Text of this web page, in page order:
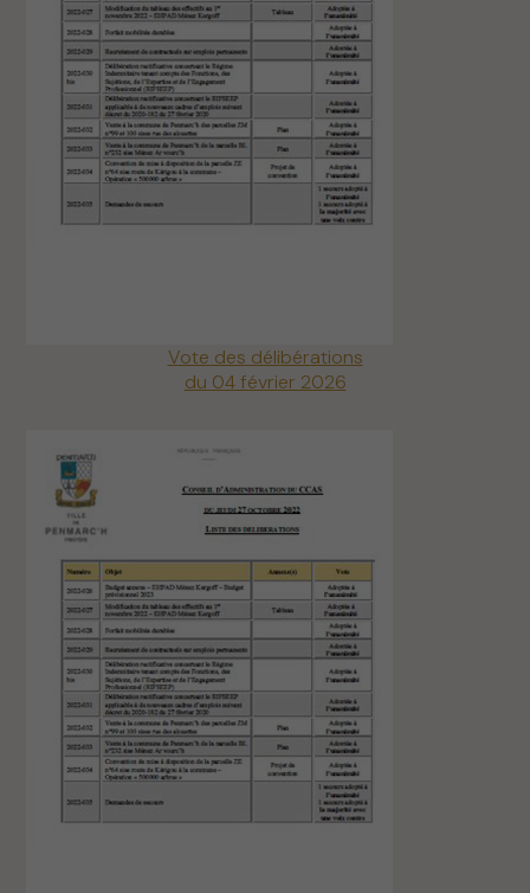
Vote des délibérations
du 04 février 2026